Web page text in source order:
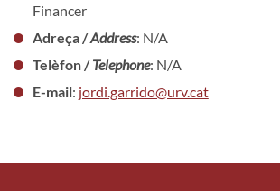
Financer
Adreça /Address: N/A
Telèfon /Telephone: N/A
E-mail: jordi.garrido@urv.cat